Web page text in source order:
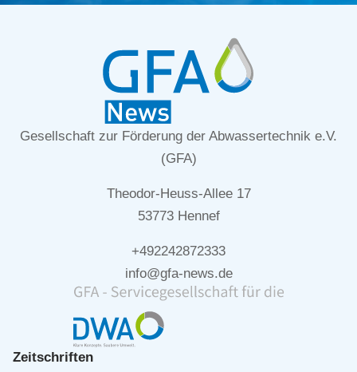
Gesellschaft zur Förderung der Abwassertechnik e.V.
(GFA)
Theodor-Heuss-Allee 17
53773 Hennef
+492242872333
info@gfa-news.de
Zeitschriften